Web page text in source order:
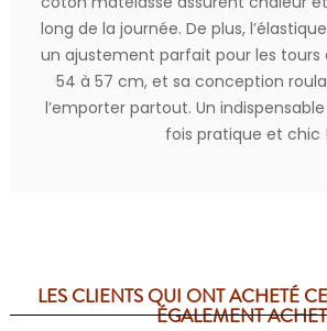
long de la journée. De plus,
un ajustement parfait pour les
54 à 57 cm, et sa conception
l’emporter partout. Un indispensable
fois pratique et chic !
LES CLIENTS QUI ONT ACHETÉ
ÉGALEMENT